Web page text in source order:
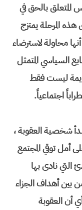
المتعلق بالحق في
المرحلة يمتزج
محاولة لاسترضاء
السياسي المتمثل
ليست فقط
اجتماعياً.
شخصية العقوبة ،
أمل توقي المجتمع
التي نادى بها
بين أهداف الجزاء
أن العقوبة